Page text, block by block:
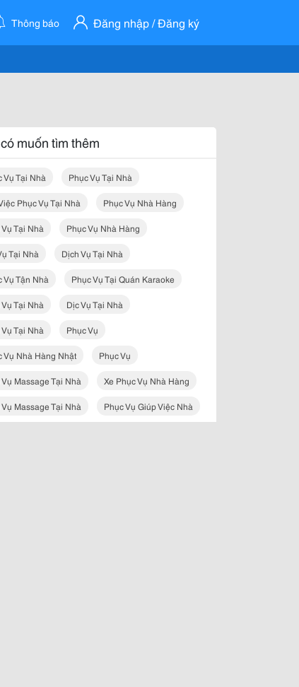
Thông báo Đăng nhập / Đăng ký
muốn tìm thêm
Vụ Tại Nhà Phục Vụ Tại Nhà
Phục Vụ Tại Nhà Phục Vụ Nhà Hàng
Tại Nhà Phục Vụ Nhà Hàng
Tại Nhà Dịch Vụ Tại Nhà
Vụ Tận Nhà Phục Vụ Tại Quán Karaoke
Tại Nhà Dịc Vụ Tại Nhà
Tại Nhà Phục Vụ
Vụ Nhà Hàng Nhật Phục Vụ
Massage Tại Nhà Xe Phục Vụ Nhà Hàng
Massage Tại Nhà Phục Vụ Giúp Việc Nhà